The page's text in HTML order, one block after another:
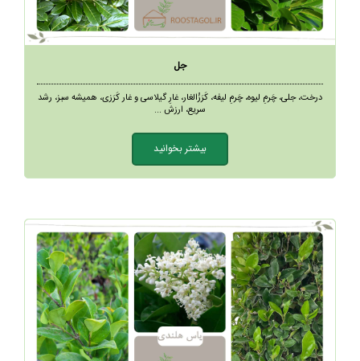
جل
درخت، جلی، چَرمِ لیوه، چَرمِ لیفه، کَرَزُالغار، غارِ گیلاسی و غار کَرَزی، همیشه سبز، رشد
سریع، ارزش ...
بیشتر بخوانید